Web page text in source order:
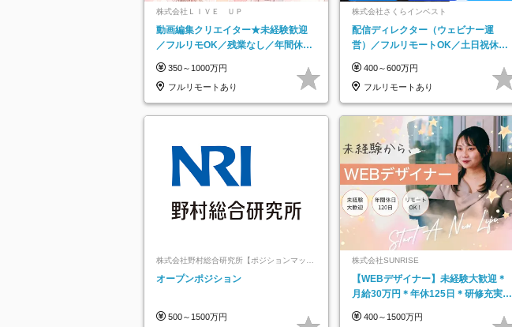
株式会社ＬＩＶＥ ＵＰ
動画編集クリエイター★未経験歓迎
／フルリモOK／残業なし／年間休日
実で安心
350～1000万円
フルリモートあり
株式会社さくらインベスト
配信ディレクター（ウェビナー運
営）／フルリモートOK／土日祝休み
400～600万円
フルリモートあり
株式会社野村総合研究所【ポジションマッチ
オープンポジション
500～1500万円
株式会社SUNRISE
【WEBデザイナー】未経験大歓迎＊
月給30万円＊年休125日＊研修充実＊
400～1500万円